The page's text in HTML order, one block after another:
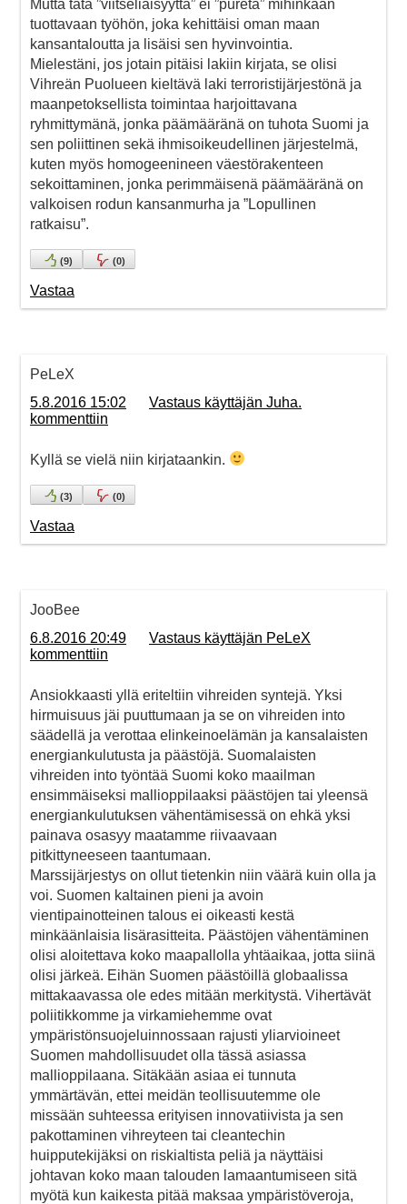
Mutta tätä ”viitseliäisyyttä” ei ”pureta” mihinkään
tuottavaan työhön, joka kehittäisi oman maan
kansantaloutta ja lisäisi sen hyvinvointia.
Mielestäni, jos jotain pitäisi lakiin kirjata, se olisi
Vihreän Puolueen kieltävä laki terroristijärjestönä ja
maanpetoksellista toimintaa harjoittavana
ryhmittymänä, jonka päämääränä on tuhota Suomi ja
sen poliittinen sekä ihmisoikeudellinen järjestelmä,
kuten myös homogeenineen väestörakenteen
sekoittaminen, jonka perimmäisenä päämääränä on
valkoisen rodun kansanmurha ja ”Lopullinen
ratkaisu”.
(9) (0)
Vastaa
PeLeX
5.8.2016 15:02
Vastaus käyttäjän Juha.
kommenttiin
Kyllä se vielä niin kirjataankin.
(3) (0)
Vastaa
JooBee
6.8.2016 20:49
Vastaus käyttäjän PeLeX
kommenttiin
Ansiokkaasti yllä eriteltiin vihreiden syntejä. Yksi
hirmuisuus jäi puuttumaan ja se on vihreiden into
säädellä ja verottaa elinkeinoelämän ja kansalaisten
energiankulutusta ja päästöjä. Suomalaisten
vihreiden into työntää Suomi koko maailman
ensimmäiseksi mallioppilaaksi päästöjen tai yleensä
energiankulutuksen vähentämisessä on ehkä yksi
painava osasyy maatamme riivaavaan
pitkittyneeseen taantumaan.
Marssijärjestys on ollut tietenkin niin väärä kuin olla ja
voi. Suomen kaltainen pieni ja avoin
vientipainotteinen talous ei oikeasti kestä
minkäänlaisia lisärasitteita. Päästöjen vähentäminen
olisi aloitettava koko maapallolla yhtäaikaa, jotta siinä
olisi järkeä. Eihän Suomen päästöillä globaalissa
mittakaavassa ole edes mitään merkitystä. Vihertävät
poliitikkomme ja virkamiehemme ovat
ympäristönsuojeluinnossaan rajusti yliarvioineet
Suomen mahdollisuudet olla tässä asiassa
mallioppilaana. Sitäkään asiaa ei tunnuta
ymmärtävän, ettei meidän teollisuutemme ole
missään suhteessa erityisen innovatiivista ja sen
pakottaminen vihreyteen tai cleantechin
huipputekijäksi on riskialtista peliä ja näyttäisi
johtavan koko maan talouden lamaantumiseen sitä
myötä kun kaikesta pitää maksaa ympäristöveroja,